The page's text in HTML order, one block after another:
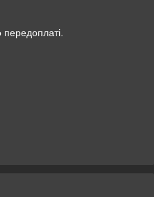
передоплаті.